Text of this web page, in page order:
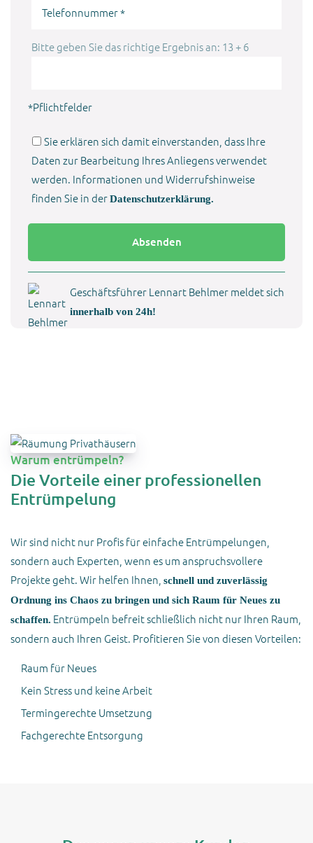
dieses
leer.
lassen
Bitte
leer.
Bitte geben Sie das richtige Ergebnis an: 13 + 6
*Pflichtfelder
Sie erklären sich damit einverstanden, dass Ihre
Daten zur Bearbeitung Ihres Anliegens verwendet
werden. Informationen und Widerrufshinweise
finden Sie in derDatenschutzerklärung.
Bitte
dieses
Feld
leer.
Geschäftsführer Lennart Behlmer meldet sich
innerhalb von 24h!
Warum entrümpeln?
Die Vorteile einer professionellen
Entrümpelung
Wir sind nicht nur Profis für einfache Entrümpelungen,
sondern auch Experten, wenn es um anspruchsvollere
Projekte geht. Wir helfen Ihnen, schnell und zuverlässig
Ordnung ins Chaos zu bringen und sich Raum für Neues zu
schaffen. Entrümpeln befreit schließlich nicht nur Ihren Raum,
sondern auch Ihren Geist. Profitieren Sie von diesen Vorteilen:
Raum für Neues
Kein Stress und keine Arbeit
Termingerechte Umsetzung
Fachgerechte Entsorgung